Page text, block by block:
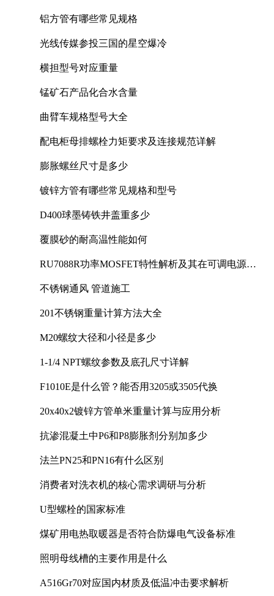
铝方管有哪些常见规格
光线传媒参投三国的星空爆冷
横担型号对应重量
锰矿石产品化合水含量
曲臂车规格型号大全
配电柜母排螺栓力矩要求及连接规范详解
膨胀螺丝尺寸是多少
镀锌方管有哪些常见规格和型号
D400球墨铸铁井盖重多少
覆膜砂的耐高温性能如何
RU7088R功率MOSFET特性解析及其在可调电源设
不锈钢通风 管道施工
201不锈钢重量计算方法大全
M20螺纹大径和小径是多少
1-1/4 NPT螺纹参数及底孔尺寸详解
F1010E是什么管？能否用3205或3505代换
20x40x2镀锌方管单米重量计算与应用分析
抗渗混凝土中P6和P8膨胀剂分别加多少
法兰PN25和PN16有什么区别
消费者对洗衣机的核心需求调研与分析
U型螺栓的国家标准
煤矿用电热取暖器是否符合防爆电气设备标准
照明母线槽的主要作用是什么
A516Gr70对应国内材质及低温冲击要求解析